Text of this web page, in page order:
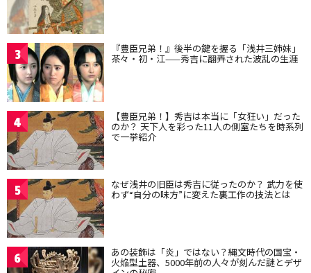
3 『豊臣兄弟！』後半の鍵を握る「浅井三姉妹」
茶々・初・江——秀吉に翻弄された波乱の生涯
4 【豊臣兄弟！】秀吉は本当に「女狂い」だった
のか？ 天下人を彩った11人の側室たちを時系列
で一挙紹介
5 なぜ浅井の旧臣は秀吉に従ったのか？ 武力を使
わず“自分の味方”に変えた裏工作の技法とは
6 あの装飾は「炎」ではない？縄文時代の国宝・
火焔型土器、5000年前の人々が刻んだ謎とデザ